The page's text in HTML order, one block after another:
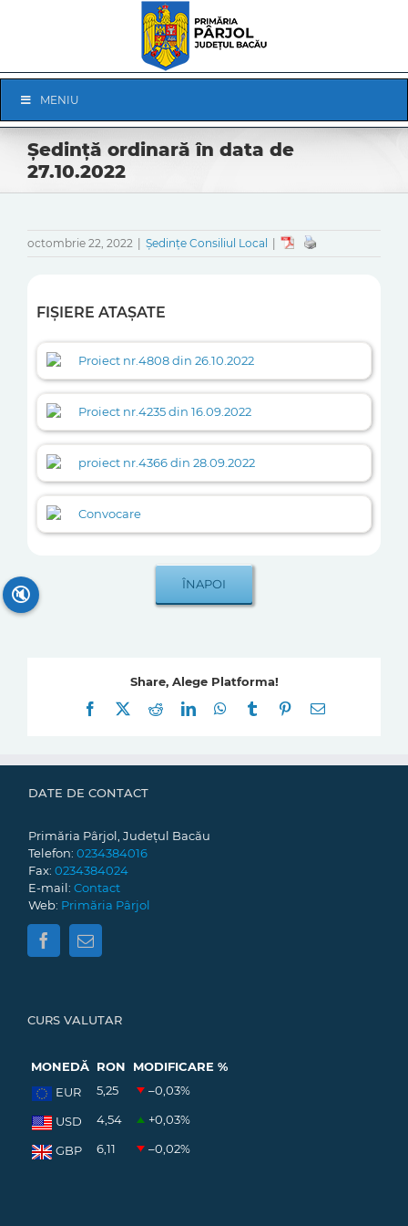
Navigation
MENIU
Ședință ordinară în data de
27.10.2022
octombrie 22, 2022 Ședințe Consiliul Local
FIȘIERE ATAȘATE
Proiect nr.4808 din 26.10.2022
Proiect nr.4235 din 16.09.2022
proiect nr.4366 din 28.09.2022
Convocare
Share, Alege Platforma!
Facebook
RedditLinkedInWhatsApp
Tumblr Pinterest
E-
DATE DE CONTACT
Primăria Pârjol, Județul Bacău
Telefon: 0234384016
Fax: 0234384024
E-mail: Contact
Web: Primăria Pârjol
CURS VALUTAR
MONEDĂ RON
MODIFICARE %
EUR
5,25 –0,03%
USD 4,54 +0,03%
GBP 6,11 –0,02%
🔇